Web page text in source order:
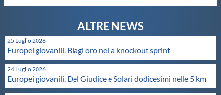
Centri Federali
Area Legislativa
25 Luglio 2026
Europei giovanili. Biagi oro nella knockout sprint
24 Luglio 2026
Europei giovanili. Del Giudice e Solari dodicesimi nelle 5 km